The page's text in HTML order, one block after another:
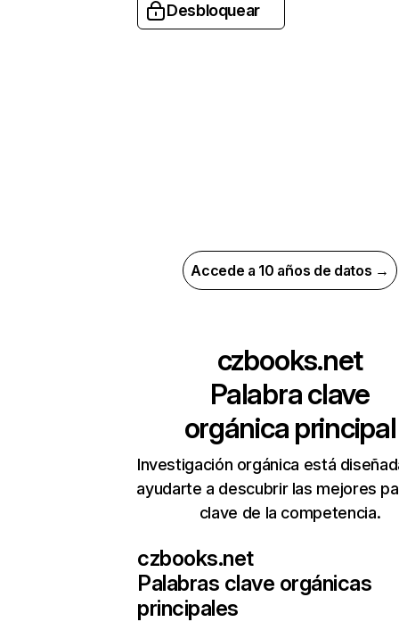
Desbloquear
Accede a 10 años de datos →
czbooks.net
Palabra clave
orgánica principal
Investigación orgánica está
ayudarte a descubrir las mejores
clave de la competencia.
czbooks.net
Palabras clave orgánicas
principales